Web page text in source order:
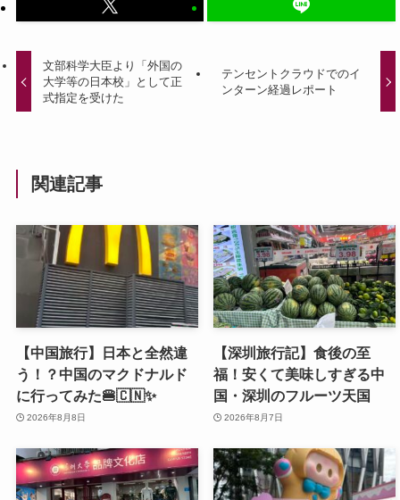
文部科学大臣より「外国の
大学等の日本校」として正
式指定を受けた
テンセントクラウドでのイ
ンターン経過レポート
関連記事
【中国旅行】日本と全然違
う！？中国のマクドナルド
に行ってみた🍔🇨🇳✨
2026年8月8日
【深圳旅行記】食後の至
福！安くて美味しすぎる中
国・深圳のフルーツ天国
2026年8月7日